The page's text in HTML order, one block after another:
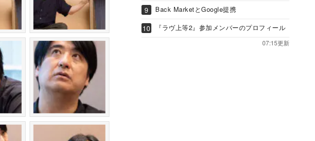
Back MarketとGoogle提携
『ラヴ上等2』参加メンバーのプロフィール
07:15更新